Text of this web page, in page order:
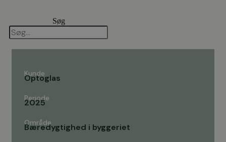
indhold
Søg
Kunde
Optoglas
Periode
2025
Område
Bæredygtighed i byggeriet